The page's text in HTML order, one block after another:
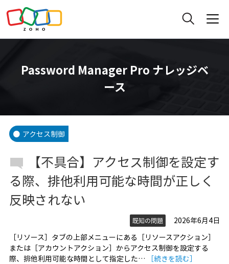
Password Manager Pro ナレッジベ
ース
アクセス制御
【不具合】アクセス制御を設定す
る際、排他利用可能な時間が正しく
反映されない
既知の問題
2026年6月4日
［リソース］タブの上部メニューにある［リソースアクション］
または［アカウントアクション］からアクセス制御を設定する
際、排他利用可能な時間として指定した…
［続きを読む］